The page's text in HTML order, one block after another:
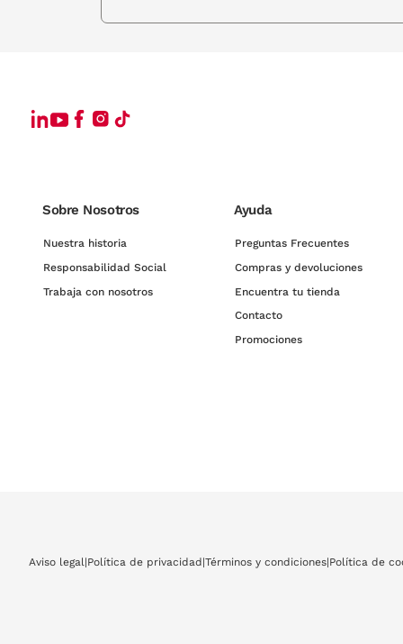
Sobre Nosotros
Nuestra historia
Responsabilidad Social
Trabaja con nosotros
Ayuda
Preguntas Frecuentes
Compras y devoluciones
Encuentra tu tienda
Contacto
Promociones
Aviso legal|Política de privacidad |Términos y condiciones|Política de